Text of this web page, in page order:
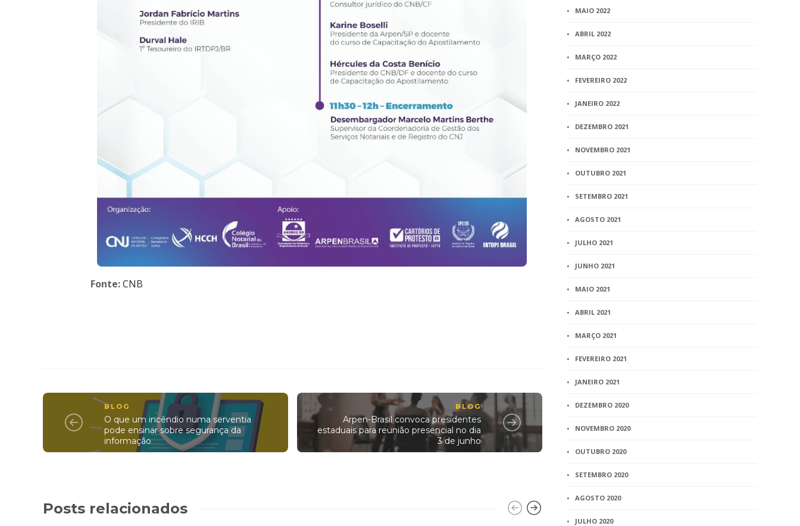
Fonte:CNB
BLOG
O que um incêndio numa serventia
pode ensinar sobre segurança da
informação
BLOG
Arpen-Brasil convoca presidentes
estaduais para reunião presencial no dia
3 de junho
Posts relacionados
MAIO 2022
ABRIL 2022
MARÇO 2022
FEVEREIRO 2022
JANEIRO 2022
DEZEMBRO 2021
NOVEMBRO 2021
OUTUBRO 2021
SETEMBRO 2021
AGOSTO 2021
JULHO 2021
JUNHO 2021
MAIO 2021
ABRIL 2021
MARÇO 2021
FEVEREIRO 2021
JANEIRO 2021
DEZEMBRO 2020
NOVEMBRO 2020
OUTUBRO 2020
SETEMBRO 2020
AGOSTO 2020
JULHO 2020